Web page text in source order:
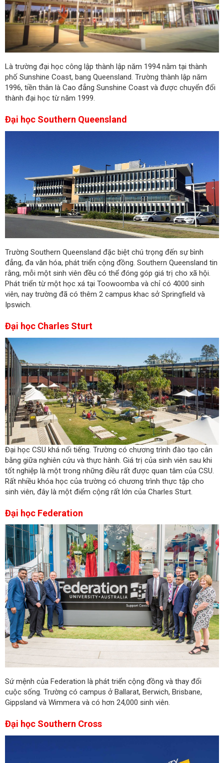
Là trường đại học công lập thành lập năm 1994 nằm tại thành
phố Sunshine Coast, bang Queensland. Trường thành lập năm
1996, tiền thân là Cao đẳng Sunshine Coast và được chuyển đổi
thành đại học từ năm 1999.
Đại học Southern Queensland
Trường Southern Queensland đặc biệt chú trọng đến sự bình
đẳng, đa văn hóa, phát triển cộng đồng. Southern Queensland tin
rằng, mỗi một sinh viên đều có thể đóng góp giá trị cho xã hội.
Phát triển từ một học xá tại Toowoomba và chỉ có 4000 sinh
viên, nay trường đã có thêm 2 campus khac sở Springfield và
Ipswich.
Đại học Charles Sturt
Đại học CSU khá nổi tiếng. Trường có chương trình đào tạo cân
bằng giữa nghiên cứu và thực hành. Giá trị của sinh viên sau khi
tốt nghiệp là một trong những điều rất được quan tâm của CSU.
Rất nhiều khóa học của trường có chương trình thực tập cho
sinh viên, đây là một điểm cộng rất lớn của Charles Sturt.
Đại học Federation
Sứ mệnh của Federation là phát triển cộng đồng và thay đổi
cuộc sống. Trường có campus ở Ballarat, Berwich, Brisbane,
Gippsland và Wimmera và có hơn 24,000 sinh viên.
Đại học Southern Cross